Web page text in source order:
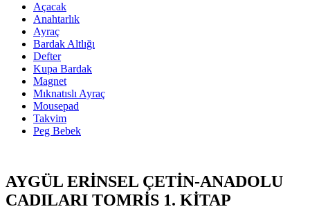
Açacak
Anahtarlık
Ayraç
Bardak Altlığı
Defter
Kupa Bardak
Magnet
Mıknatıslı Ayraç
Mousepad
Takvim
Peg Bebek
AYGÜL ERİNSEL ÇETİN-ANADOLU
CADILARI TOMRİS 1. KİTAP